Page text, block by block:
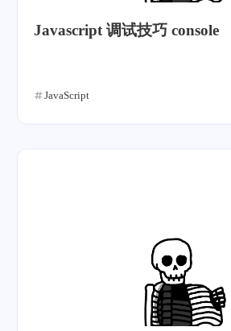
Javascript 调试技巧 console
JavaScript